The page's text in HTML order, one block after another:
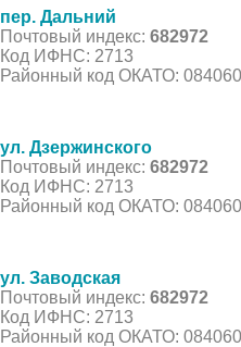
пер. Дальний
Почтовый индекс: 682972
Код ИФНС: 2713
Районный код ОКАТО:
ул. Дзержинского
Почтовый индекс: 682972
Код ИФНС: 2713
Районный код ОКАТО:
ул. Заводская
Почтовый индекс: 682972
Код ИФНС: 2713
Районный код ОКАТО: